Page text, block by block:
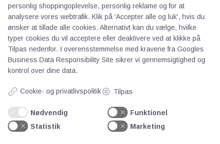
AOT
Om os
Priser
Kontakt
Videncentre
personlig shoppingoplevelse, personlig reklame og for at
analysere vores webtrafik. Klik på 'Accepter alle og luk', hvis du
ønsker at tillade alle cookies. Alternativt kan du vælge, hvilke
typer cookies du vil acceptere eller deaktivere ved at klikke på
Tilpas nedenfor. I overensstemmelse med kravene fra Googles
Business Data Responsibility Site sikrer vi gennemsigtighed og
kontrol over dine data.
Cookie- og privatlivspolitik Tilpas
Nødvendig
Funktionel
Statistik
Marketing